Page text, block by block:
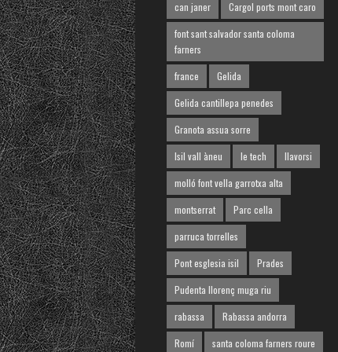
can janer
Cargol ports mont caro
font sant salvador santa coloma
farners
france
Gelida
Gelida cantillepa penedes
Granota assua sorre
Isil vall àneu
le tech
llavorsi
molló font vella garrotxa alta
montserrat
Parc cella
parruca torrelles
Pont esglesia isil
Prades
Pudenta llorenç muga riu
rabassa
Rabassa andorra
Romí
santa coloma farners roure